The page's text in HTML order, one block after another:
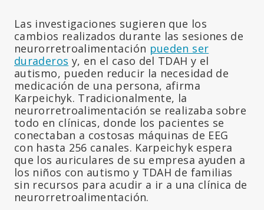
Las investigaciones sugieren que los
cambios realizados durante las sesiones de
neurorretroalimentación pueden ser
duraderos y, en el caso del TDAH y el
autismo, pueden reducir la necesidad de
medicación de una persona, afirma
Karpeichyk. Tradicionalmente, la
neurorretroalimentación se realizaba sobre
todo en clínicas, donde los pacientes se
conectaban a costosas máquinas de EEG
con hasta 256 canales. Karpeichyk espera
que los auriculares de su empresa ayuden a
los niños con autismo y TDAH de familias
sin recursos para acudir a ir a una clínica de
neurorretroalimentación.